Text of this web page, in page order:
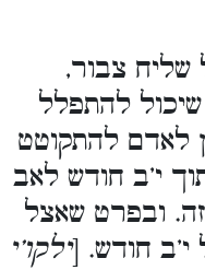
צבור,
להתפלל
לאדם להתקוטט
י’ב חודש לאב
ובפרט שאצל
חודש. [ילקו’י